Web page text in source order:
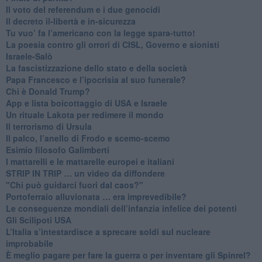
​Il voto del referendum e i due genocidi
Il decreto il-libertà e in-sicurezza
Tu vuo’ fa l’americano con la legge spara-tutto!
La poesia contro gli orrori di CISL, Governo e sionisti
Israele-Salò
​La fascistizzazione dello stato e della società
Papa Francesco e l’ipocrisia al suo funerale?
​Chi è Donald Trump?
App e lista boicottaggio di USA e Israele
​Un rituale Lakota per redimere il mondo
Il terrorismo di Ursula
​Il palco, l’anello di Frodo e scemo-scemo
Esimio filosofo Galimberti
​I mattarelli e le mattarelle europei e italiani
​STRIP IN TRIP … un video da diffondere
"Chi può guidarci fuori dal caos?"
​Portoferraio alluvionata … era imprevedibile?
Le conseguenze mondiali dell’infanzia infelice dei potenti
​Gli Scilipoti USA
L’Italia s’intestardisce a sprecare soldi sul nucleare
improbabile
È meglio pagare per fare la guerra o per inventare gli Spinrel?